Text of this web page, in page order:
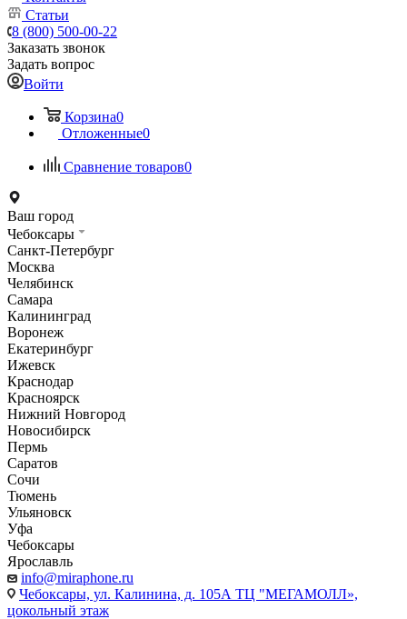
Статьи
8 (800) 500-00-22
Заказать звонок
Задать вопрос
Войти
Корзина0
Отложенные0
Сравнение товаров0
Ваш город
Чебоксары
Санкт-Петербург
Москва
Челябинск
Самара
Калининград
Воронеж
Екатеринбург
Ижевск
Краснодар
Красноярск
Нижний Новгород
Новосибирск
Пермь
Саратов
Сочи
Тюмень
Ульяновск
Уфа
Чебоксары
Ярославль
info@miraphone.ru
Чебоксары, ул. Калинина, д. 105А ТЦ "МЕГАМОЛЛ»,
цокольный этаж